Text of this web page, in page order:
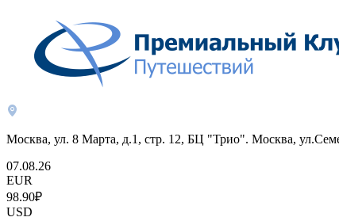
Москва, ул. 8 Марта, д.1, стр. 12, БЦ "Трио". Москва,
07.08.26
EUR
98.90₽
USD